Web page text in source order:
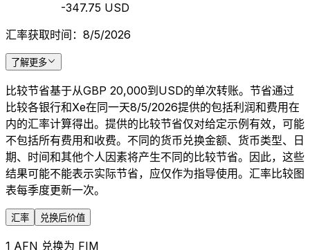
-347.75 USD
汇率获取时间：8/5/2026
了解更多
比较节省基于从GBP 20,000到USD的单次转账。节省通过
比较各银行和Xe在同一天8/5/2026提供的包括利润和费用在
内的汇率计算得出。提供的比较节省仅对给定示例有效，可能
不包括所有费用和收费。不同的货币兑换金额、货币类型、日
期、时间和其他个人因素将产生不同的比较节省。因此，这些
结果可能不能表示实际节省，应仅作为指导使用。汇率比较图
表每季度更新一次。
汇率 兑换后价值
1 AFN 兑换为 FIM